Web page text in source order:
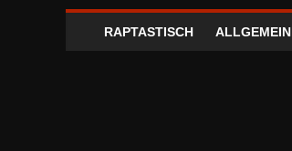
RAPTASTISCH ALLGEMEIN